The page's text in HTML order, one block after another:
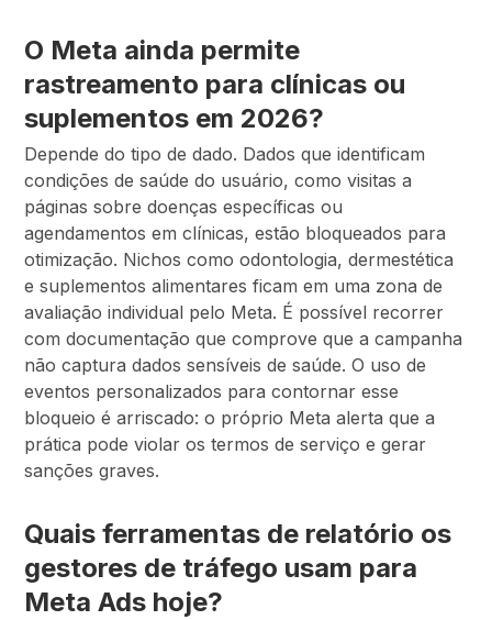
O Meta ainda permite
rastreamento para clínicas ou
suplementos em 2026?
Depende do tipo de dado. Dados que identificam
condições de saúde do usuário, como visitas a
páginas sobre doenças específicas ou
agendamentos em clínicas, estão bloqueados para
otimização. Nichos como odontologia, dermestética
e suplementos alimentares ficam em uma zona de
avaliação individual pelo Meta. É possível recorrer
com documentação que comprove que a campanha
não captura dados sensíveis de saúde. O uso de
eventos personalizados para contornar esse
bloqueio é arriscado: o próprio Meta alerta que a
prática pode violar os termos de serviço e gerar
sanções graves.
Quais ferramentas de relatório os
gestores de tráfego usam para
Meta Ads hoje?